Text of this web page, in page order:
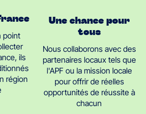
point
ils
région
Une chance pour
tous
Nous collaborons avec des
partenaires locaux tels que
l'APF ou la mission locale
pour offrir de réelles
opportunités de réussite à
chacun